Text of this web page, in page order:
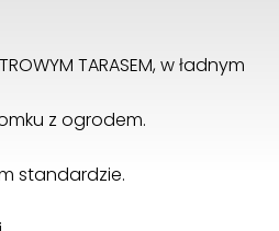
TARASEM, w ładnym
z ogrodem.
standardzie.